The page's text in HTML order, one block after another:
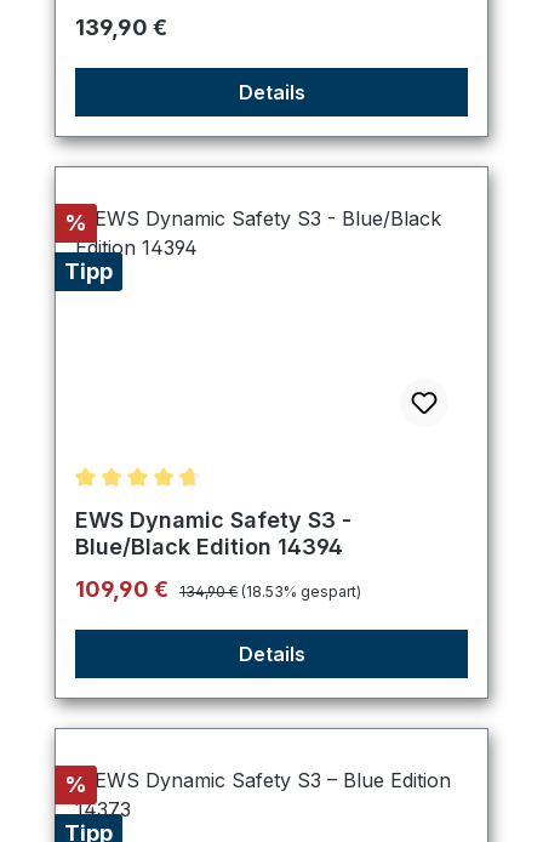
Regulärer Preis:
139,90 €
Details
Rabatt
%
Tipp
Durchschnittliche Bewertung von 4.75 von 5
EWS Dynamic Safety S3 -
Blue/Black Edition 14394
Verkaufspreis:
109,90 € Regulärer Preis:
134,90 € (18.53% gespart)
Details
Rabatt
%
Tipp